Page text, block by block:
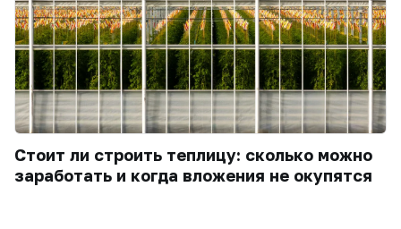
Стоит ли строить теплицу: сколько можно
заработать и когда вложения не окупятся